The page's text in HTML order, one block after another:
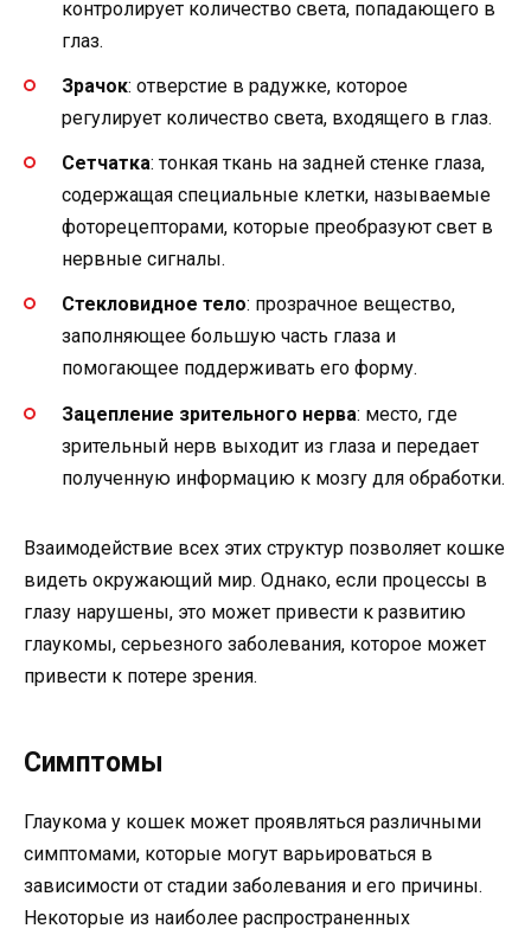
контролирует количество света, попадающего в
глаз.
Зрачок: отверстие в радужке, которое
регулирует количество света, входящего в глаз.
Сетчатка: тонкая ткань на задней стенке глаза,
содержащая специальные клетки, называемые
фоторецепторами, которые преобразуют свет в
нервные сигналы.
Стекловидное тело: прозрачное вещество,
заполняющее большую часть глаза и
помогающее поддерживать его форму.
Зацепление зрительного нерва: место, где
зрительный нерв выходит из глаза и передает
полученную информацию к мозгу для обработки.
Взаимодействие всех этих структур позволяет кошке
видеть окружающий мир. Однако, если процессы в
глазу нарушены, это может привести к развитию
глаукомы, серьезного заболевания, которое может
привести к потере зрения.
Симптомы
Глаукома у кошек может проявляться различными
симптомами, которые могут варьироваться в
зависимости от стадии заболевания и его причины.
Некоторые из наиболее распространенных